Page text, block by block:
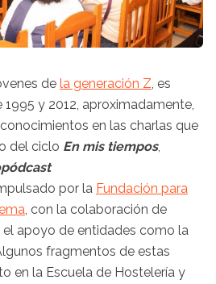
de la generación Z, es
1995 y 2012, aproximadamente,
en las charlas que
del ciclo En mis tiempos,
por la Fundación para
, con la colaboración de
el apoyo de entidades como la
fragmentos de estas
en la Escuela de Hostelería y